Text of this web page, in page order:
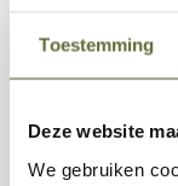
Toestemming
Deze website
We gebruiken
Hoogwaardig
Nauwkeurige